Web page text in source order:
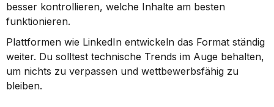
besser kontrollieren, welche Inhalte am besten
funktionieren.
Plattformen wie LinkedIn entwickeln das Format ständig
weiter. Du solltest technische Trends im Auge behalten,
um nichts zu verpassen und wettbewerbsfähig zu
bleiben.